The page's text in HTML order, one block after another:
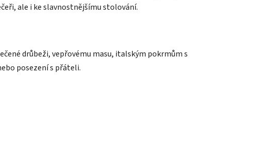
ale i ke slavnostnějšímu stolování.
drůbeži, vepřovému masu, italským pokrmům s
posezení s přáteli.